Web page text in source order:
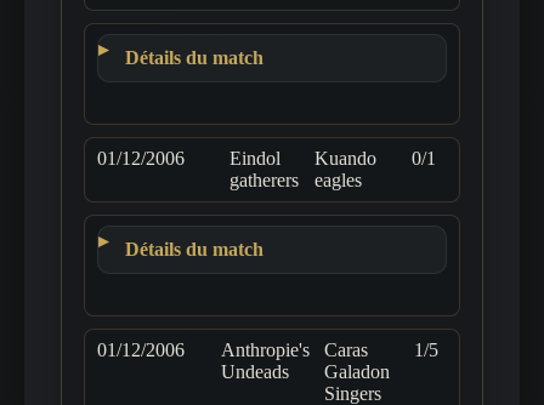
Détails du match
01/12/2006
Eindol
gatherers
Kuando
eagles
0/1
Détails du match
01/12/2006
Anthropie's
Undeads
Caras
Galadon
Singers
1/5